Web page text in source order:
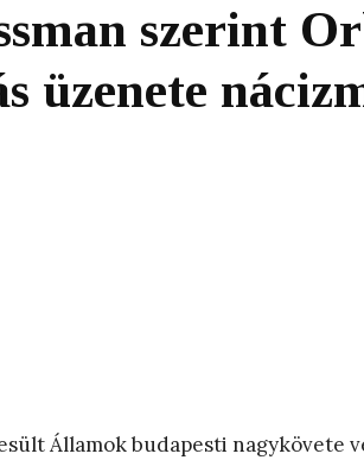
szerint
üzenete
Államok budapesti nagykövete